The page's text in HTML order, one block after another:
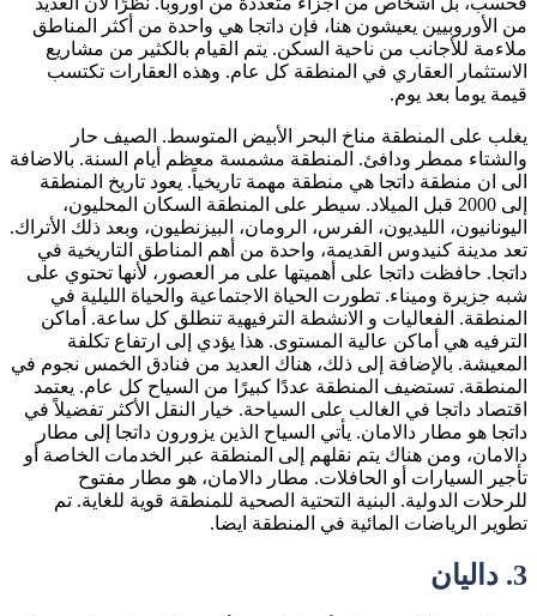
من الأوروبيين يعيشون هنا، فإن داتجا هي واحدة من أكثر المناطق
ملاءمة للأجانب من ناحية السكن. يتم القيام بالكثير من مشاريع
الاستثمار العقاري في المنطقة كل عام. وهذه العقارات تكتسب
قيمة يوما بعد يوم.
يغلب على المنطقة مناخ البحر الأبيض المتوسط. الصيف حار
والشتاء ممطر ودافئ. المنطقة مشمسة معظم أيام السنة. بالاضافة
الى ان منطقة داتجا هي منطقة مهمة تاريخياً. يعود تاريخ المنطقة
إلى 2000 قبل الميلاد. سيطر على المنطقة السكان المحليون،
اليونانيون، الليديون، الفرس، الرومان، البيزنطيون، وبعد ذلك الأتراك.
تعد مدينة كنيدوس القديمة، واحدة من أهم المناطق التاريخية في
داتجا. حافظت داتجا على أهميتها على مر العصور، لأنها تحتوي على
شبه جزيرة وميناء. تطورت الحياة الاجتماعية والحياة الليلية في
المنطقة. الفعاليات و الانشطة الترفيهية تنطلق كل ساعة. أماكن
الترفيه هي أماكن عالية المستوى. هذا يؤدي إلى ارتفاع تكلفة
المعيشة. بالإضافة إلى ذلك، هناك العديد من فنادق الخمس نجوم في
المنطقة. تستضيف المنطقة عددًا كبيرًا من السياح كل عام. يعتمد
اقتصاد داتجا في الغالب على السياحة. خيار النقل الأكثر تفضيلاً في
داتجا هو مطار دالامان. يأتي السياح الذين يزورون داتجا إلى مطار
دالامان، ومن هناك يتم نقلهم إلى المنطقة عبر الخدمات الخاصة أو
تأجير السيارات أو الحافلات. مطار دالامان، هو مطار مفتوح
للرحلات الدولية. البنية التحتية الصحية للمنطقة قوية للغاية. تم
تطوير الرياضات المائية في المنطقة ايضا.
3. داليان